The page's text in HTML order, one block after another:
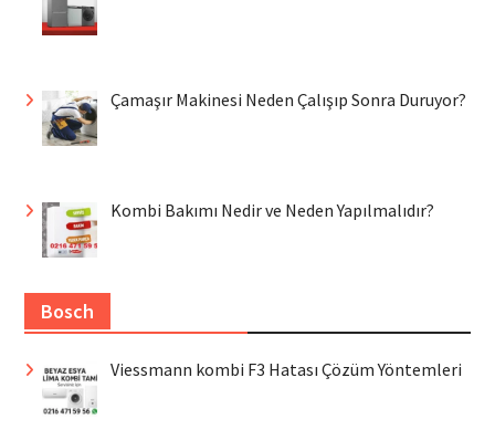
Çamaşır Makinesi Neden Çalışıp Sonra Duruyor?
Kombi Bakımı Nedir ve Neden Yapılmalıdır?
Bosch
Viessmann kombi F3 Hatası Çözüm Yöntemleri